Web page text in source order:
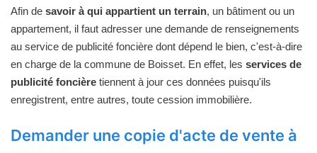
Afin de savoir à qui appartient un terrain, un bâtiment ou un
appartement, il faut adresser une demande de renseignements
au service de publicité foncière dont dépend le bien, c'est-à-dire
en charge de la commune de Boisset. En effet, les services de
publicité foncière tiennent à jour ces données puisqu'ils
enregistrent, entre autres, toute cession immobilière.
Demander une copie d'acte de vente à